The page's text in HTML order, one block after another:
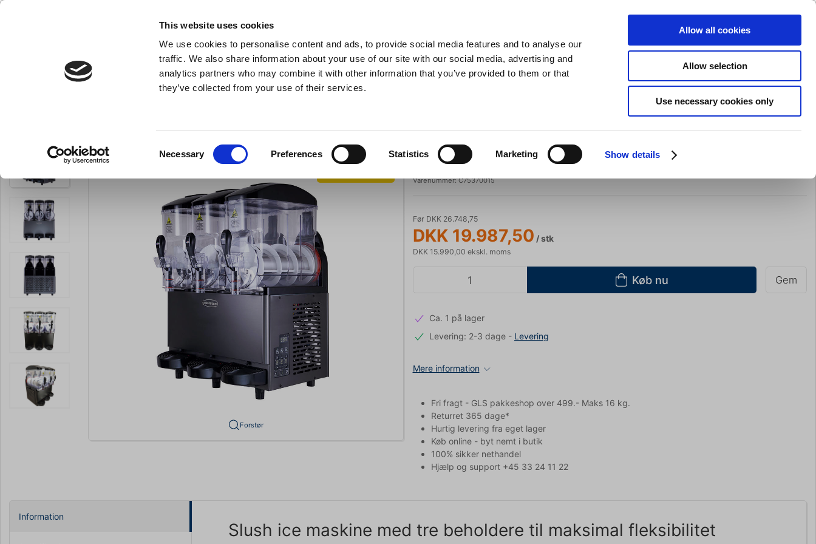
This website uses cookies
We use cookies to personalise content and ads, to provide social media features and to analyse our
traffic. We also share information about your use of our site with our social media, advertising and
analytics partners who may combine it with other information that you’ve provided to them or that
they’ve collected from your use of their services.
Necessary Preferences Statistics Marketing Show details
Allow all cookies
Allow selection
Use necessary cookies only
- Køkkenudstyr til professionelle og entusiaster Søg Indkøbskurv (0)
Køkkenredskaber Gryder & Pander Grill Barudstyr Tilbud Brands Slibning
Forstør
Spar 25%
CombiSteel
CombiSteel Slush ice maskine 3x12 L
Varenummer:C75370015
Før DKK 26.748,75
DKK 19.987,50 / stk
DKK 15.990,00 ekskl. moms
Køb nu Gem
Ca. 1 på lager
Levering: 2-3 dage - Levering
Mere information
Fri fragt - GLS pakkeshop over 499.- Maks 16 kg.
Returret 365 dage*
Hurtig levering fra eget lager
Køb online - byt nemt i butik
100% sikker nethandel
Hjælp og support +45 33 24 11 22
Information
Slush ice maskine med tre beholdere til maksimal fleksibilitet